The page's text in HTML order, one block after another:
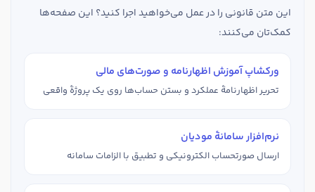
این متن قانونی را در عمل می‌خواهید اجرا کنید؟ این صفحه‌ها
کمک‌تان می‌کنند:
ورکشاپ آموزش اظهارنامه و صورت‌های مالی
تحریر اظهارنامهٔ عملکرد و بستن حساب‌ها روی یک پروژهٔ واقعی
نرم‌افزار سامانهٔ مودیان
ارسال صورتحساب الکترونیکی و تطبیق با الزامات سامانه
ثبت شرکت حسابداری
ارتقا به حسابدار حرفه ای